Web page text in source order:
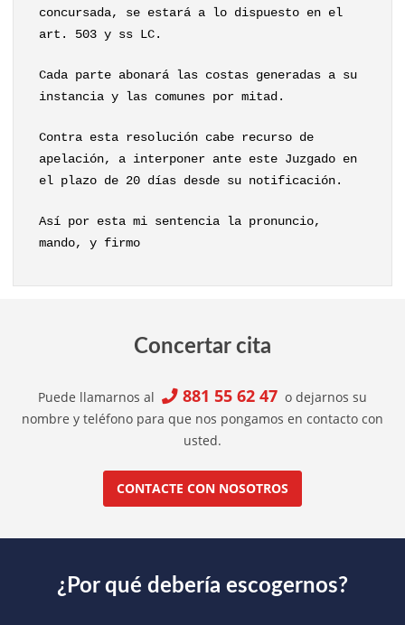
concursada, se estará a lo dispuesto en el
art. 503 y ss LC.
Cada parte abonará las costas generadas a su
instancia y las comunes por mitad.
Contra esta resolución cabe recurso de
apelación, a interponer ante este Juzgado en
el plazo de 20 días desde su notificación.
Así por esta mi sentencia la pronuncio,
mando, y firmo
Concertar cita
Puede llamarnos al 881 55 62 47 o dejarnos su
nombre y teléfono para que nos pongamos en contacto con
usted.
CONTACTE CON NOSOTROS
¿Por qué debería escogernos?